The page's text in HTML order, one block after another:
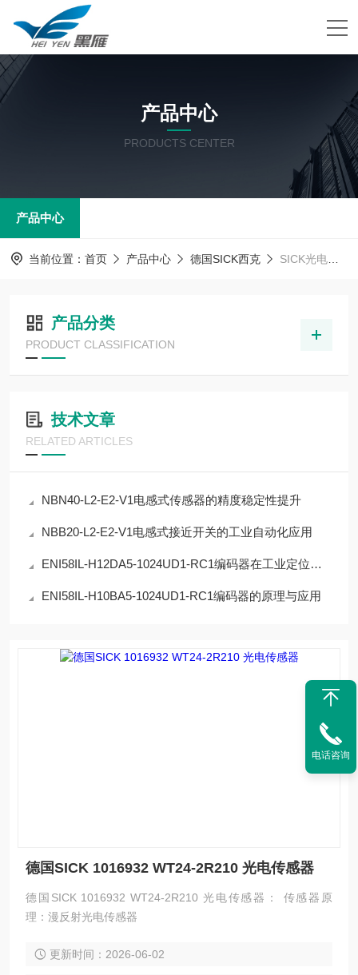
产品中心
PRODUCTS CENTER
产品中心
当前位置： 首页 产品中心 德国SICK西克 SICK光电传感器
产品分类
PRODUCT CLASSIFICATION
技术文章
RELATED ARTICLES
NBN40-L2-E2-V1电感式传感器的精度稳定性提升
NBB20-L2-E2-V1电感式接近开关的工业自动化应用
ENI58IL-H12DA5-1024UD1-RC1编码器在工业定位中的应用
ENI58IL-H10BA5-1024UD1-RC1编码器的原理与应用
德国SICK 1016932 WT24-2R210 光电传感器
德国SICK 1016932 WT24-2R210 光电传感器： 传感器原
理：漫反射光电传感器
更新时间：2026-06-02
电话咨询